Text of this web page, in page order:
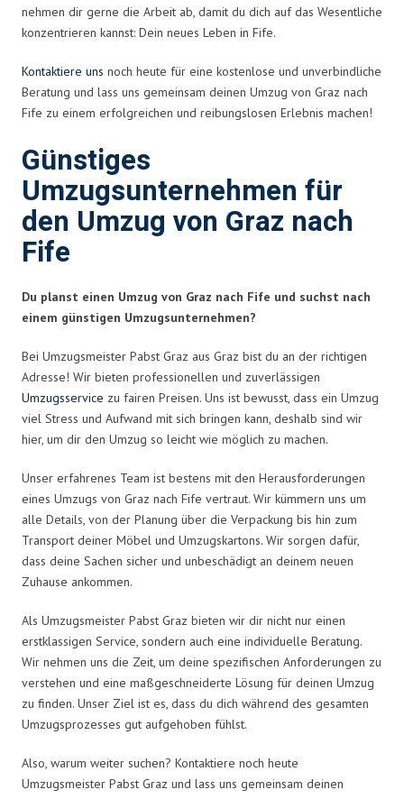
nehmen dir gerne die Arbeit ab, damit du dich auf das Wesentliche
konzentrieren kannst: Dein neues Leben in Fife.
Kontaktiere uns noch heute für eine kostenlose und unverbindliche
Beratung und lass uns gemeinsam deinen Umzug von Graz nach
Fife zu einem erfolgreichen und reibungslosen Erlebnis machen!
Günstiges
Umzugsunternehmen für
den Umzug von Graz nach
Fife
Du planst einen Umzug von Graz nach Fife und suchst nach
einem günstigen Umzugsunternehmen?
Bei Umzugsmeister Pabst Graz aus Graz bist du an der richtigen
Adresse! Wir bieten professionellen und zuverlässigen
Umzugsservice zu fairen Preisen. Uns ist bewusst, dass ein Umzug
viel Stress und Aufwand mit sich bringen kann, deshalb sind wir
hier, um dir den Umzug so leicht wie möglich zu machen.
Unser erfahrenes Team ist bestens mit den Herausforderungen
eines Umzugs von Graz nach Fife vertraut. Wir kümmern uns um
alle Details, von der Planung über die Verpackung bis hin zum
Transport deiner Möbel und Umzugskartons. Wir sorgen dafür,
dass deine Sachen sicher und unbeschädigt an deinem neuen
Zuhause ankommen.
Als Umzugsmeister Pabst Graz bieten wir dir nicht nur einen
erstklassigen Service, sondern auch eine individuelle Beratung.
Wir nehmen uns die Zeit, um deine spezifischen Anforderungen zu
verstehen und eine maßgeschneiderte Lösung für deinen Umzug
zu finden. Unser Ziel ist es, dass du dich während des gesamten
Umzugsprozesses gut aufgehoben fühlst.
Also, warum weiter suchen? Kontaktiere noch heute
Umzugsmeister Pabst Graz und lass uns gemeinsam deinen